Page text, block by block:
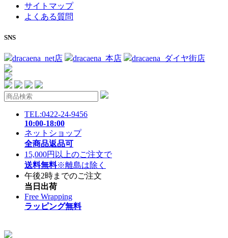
サイトマップ
よくある質問
SNS
dracaena_net店 dracaena_本店 dracaena_ダイヤ街店
TEL:0422-24-9456
10:00-18:00
ネットショップ
全商品返品可
15,000円以上のご注文で
送料無料※離島は除く
午後2時までのご注文
当日出荷
Free Wrapping
ラッピング無料